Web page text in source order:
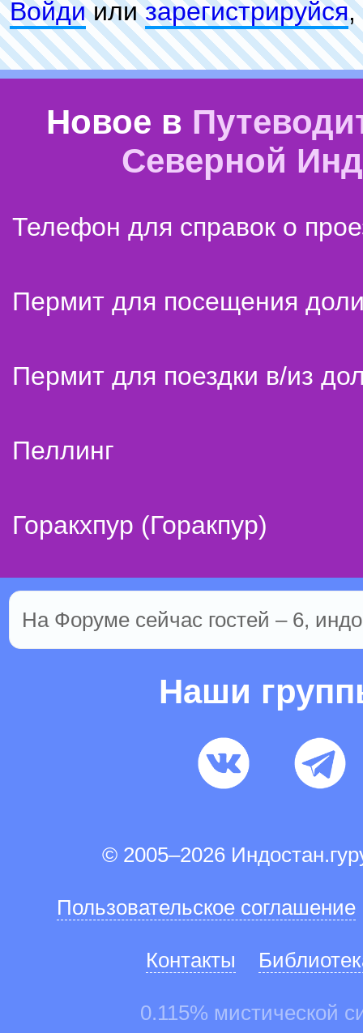
Войдиилизарeгиcтpируйся,
Новое в
Северной
Телефон для справок о
Пермит для посещения
Пермит для поездки в/из
Пеллинг
Горакхпур (Горакпур)
На Форуме сейчас гостей – 6,
Наши
© 2005–2026
Пользовательское соглашение
Контакты
0.115% мистической